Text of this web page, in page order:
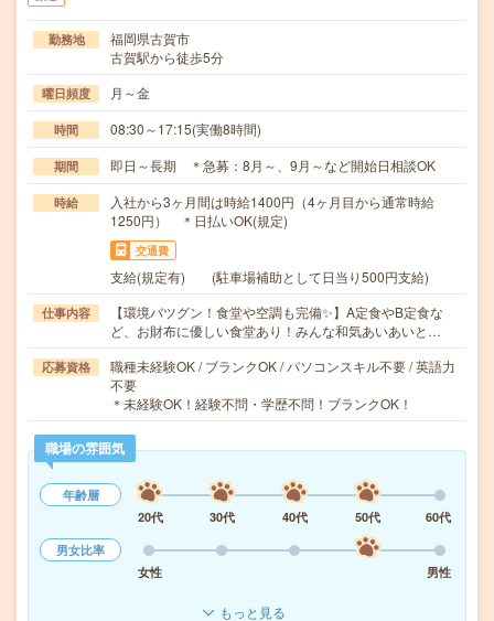
勤務地
福岡県古賀市
古賀駅から徒歩5分
曜日頻度 月～金
時間 08:30～17:15(実働8時間)
期間 即日～長期 ＊急募：8月～、9月～など開始日相談OK
時給
入社から3ヶ月間は時給1400円（4ヶ月目から通常時給
1250円） ＊日払いOK(規定)
交通費
支給(規定有) (駐車場補助として日当り500円支給)
仕事内容
【環境バツグン！食堂や空調も完備✨】A定食やB定食な
ど、お財布に優しい食堂あり！みんな和気あいあいと…
応募資格
職種未経験OK / ブランクOK / パソコンスキル不要 / 英語力
不要
＊未経験OK！経験不問・学歴不問！ブランクOK！
職場の雰囲気
年齢層
20代
30代 40代 50代
60代
男女比率
女性
男性
もっと見る